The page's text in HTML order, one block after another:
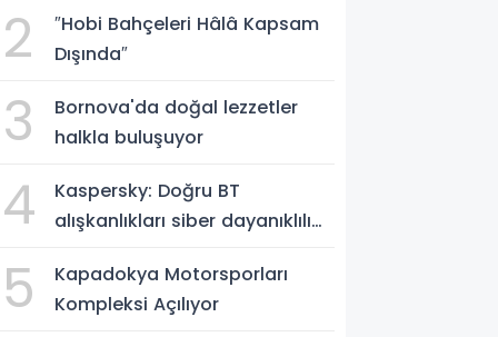
2
″Hobi Bahçeleri Hâlâ Kapsam
Dışında″
3
Bornova'da doğal lezzetler
halkla buluşuyor
4
Kaspersky: Doğru BT
alışkanlıkları siber dayanıklılığı
5
Kapadokya Motorsporları
Kompleksi Açılıyor